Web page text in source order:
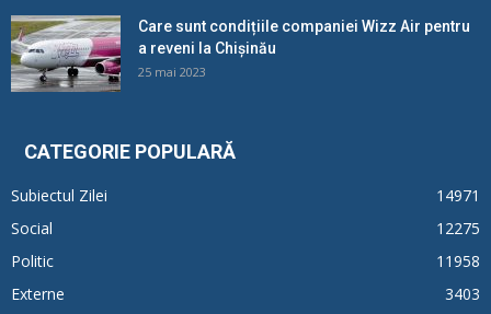
Care sunt condițiile companiei Wizz Air pentru
a reveni la Chișinău
25 mai 2023
CATEGORIE POPULARĂ
Subiectul Zilei
14971
Social
12275
Politic
11958
Externe
3403